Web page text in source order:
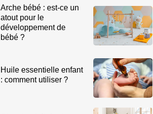
Arche bébé : est-ce un
atout pour le
développement de
bébé ?
Huile essentielle enfant
: comment utiliser ?